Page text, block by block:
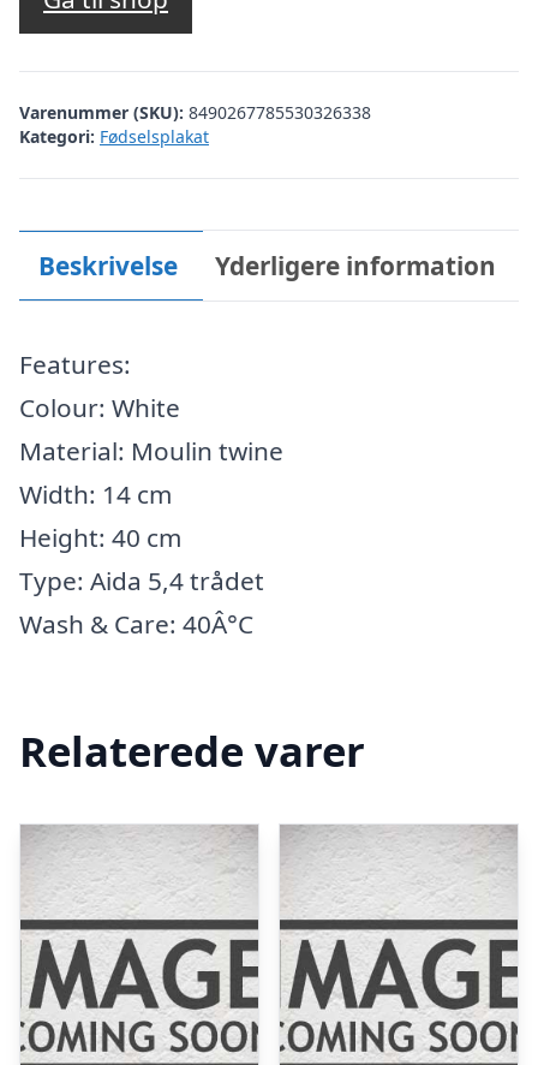
var:
kr. 314,95.kr. 251,95.
Varenummer (SKU): 8490267785530326338
Kategori: Fødselsplakat
Beskrivelse Yderligere information
Features:
Colour: White
Material: Moulin twine
Width: 14 cm
Height: 40 cm
Type: Aida 5,4 trådet
Wash & Care: 40Â°C
Relaterede varer